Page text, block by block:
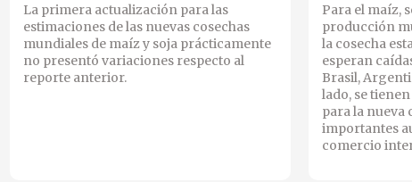
La primera actualización para las
estimaciones de las nuevas cosechas
mundiales de maíz y soja prácticamente
no presentó variaciones respecto al
reporte anterior.
Para el maíz,
producción
la cosecha
esperan
Brasil,
lado, se
para la nueva
importantes
comercio